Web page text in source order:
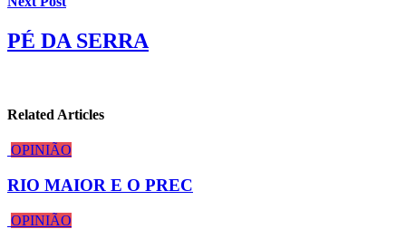
PÉ DA SERRA
Related Articles
OPINIÃO
RIO MAIOR E O PREC
OPINIÃO